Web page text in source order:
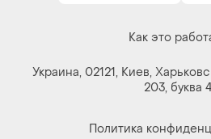
Как это
Украина, 02121, Киев,
203, буква
Политика